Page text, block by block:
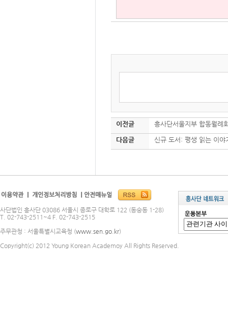
이전글 흥사단서울지부 합동월례
다음글 신규 도서: 평생 읽는 이야
사단법인 흥사단 03086 서울시 종로구 대학로 122 (동숭동 1-28)
T. 02-743-2511~4 F. 02-743-2515
주무관청 : 서울특별시교육청 (www.sen.go.kr)
Copyright(c) 2012 Young Korean Academoy All Rights Reserved.